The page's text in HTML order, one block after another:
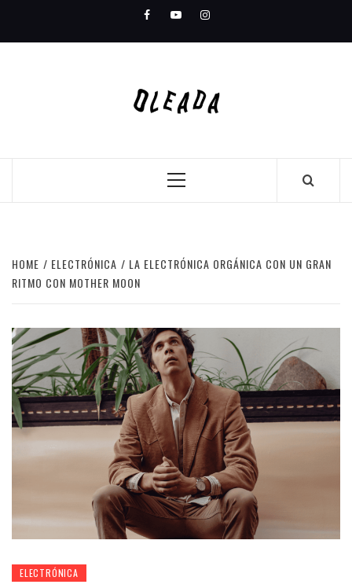
content
FacebookYoutubeInstagram
Primary
HOME ELECTRÓNICA
LA ELECTRÓNICA ORGÁNICA CON UN GRAN
RITMO CON MOTHER MOON
ELECTRÓNICA